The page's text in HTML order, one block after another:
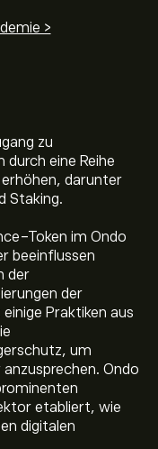
zu
eine Reihe
darunter
Staking.
Token im Ondo
beeinflussen
der
der
Praktiken aus
um
Ondo
etabliert, wie
digitalen
>
0.352‎$‎ USD
beträgt